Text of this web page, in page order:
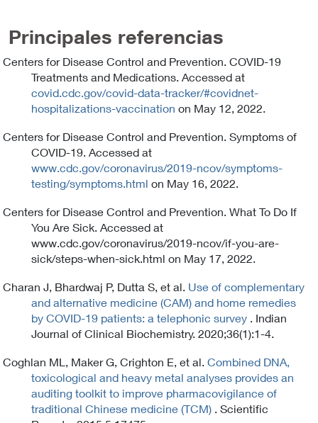
Principales referencias
Centers for Disease Control and Prevention. COVID-19
Treatments and Medications. Accessed at
covid.cdc.gov/covid-data-tracker/#covidnet-
hospitalizations-vaccination on May 12, 2022.
Centers for Disease Control and Prevention. Symptoms of
COVID-19. Accessed at
www.cdc.gov/coronavirus/2019-ncov/symptoms-
testing/symptoms.html on May 16, 2022.
Centers for Disease Control and Prevention. What To Do If
You Are Sick. Accessed at
www.cdc.gov/coronavirus/2019-ncov/if-you-are-
sick/steps-when-sick.html on May 17, 2022.
Charan J, Bhardwaj P, Dutta S, et al. Use of complementary
and alternative medicine (CAM) and home remedies
by COVID-19 patients: a telephonic survey
. Indian
Journal of Clinical Biochemistry. 2020;36(1):1-4.
Coghlan ML, Maker G, Crighton E, et al. Combined DNA,
toxicological and heavy metal analyses provides an
auditing toolkit to improve pharmacovigilance of
traditional Chinese medicine (TCM)
. Scientific